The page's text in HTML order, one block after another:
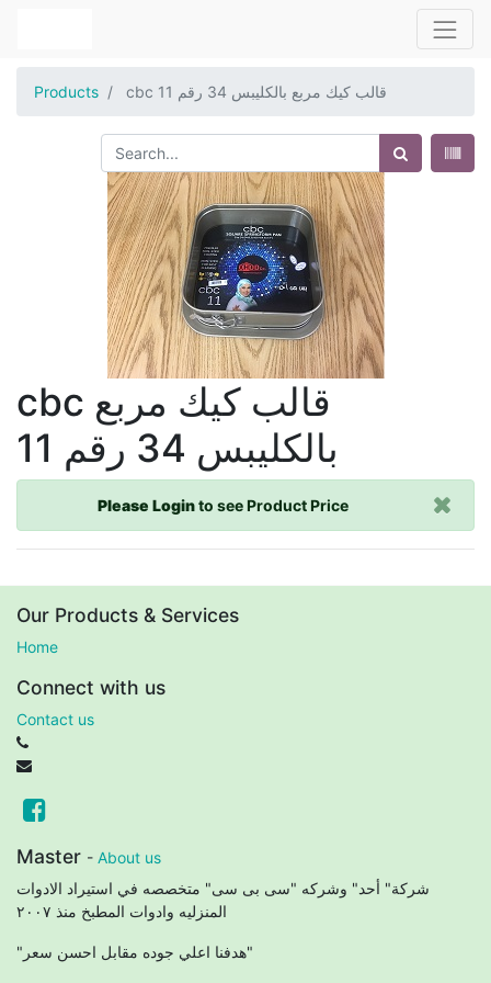
Products cbc قالب كيك مربع بالكليبس 34 رقم 11
cbc قالب كيك مربع
بالكليبس 34 رقم 11
Please Loginto see Product Price
Our Products & Services
Home
Connect with us
Contact us
Master - About us
شركة" أحد" وشركه "سى بى سى" متخصصه في استيراد الادوات
"هدفنا اعلي جوده مقابل احسن سعر"